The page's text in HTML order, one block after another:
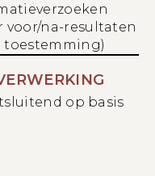
voor/na-resultaten
op basis